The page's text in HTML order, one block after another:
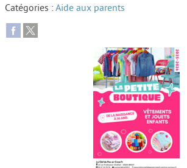
Face au handicap
Face au deuil
Sortir en famille
Vie de couple
Aide aux parents
Catégories :Aide aux parents